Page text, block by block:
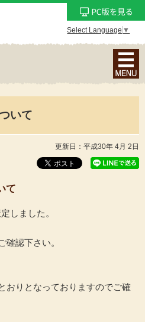
Select Language ▼
ナ
ビ
ン
メ
いて
更新日：平成30年 4月 2日
て
しました。
確認下さい。
おりとなっておりますのでご確